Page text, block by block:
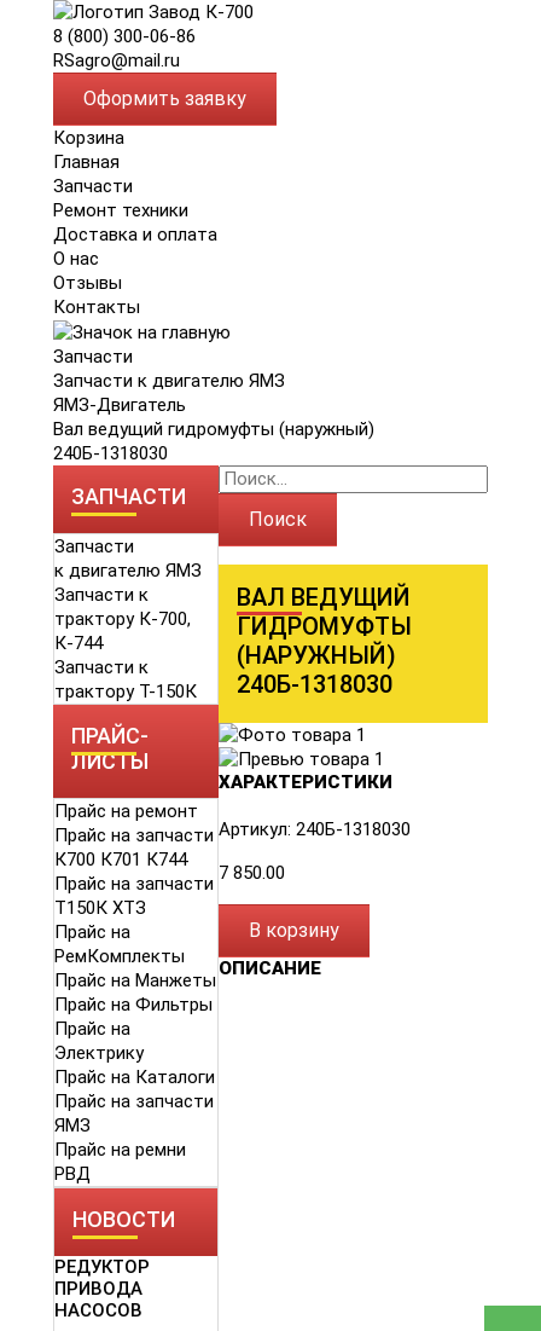
8 (800) 300-06-86
RSagro@mail.ru
Оформить заявку
Корзина
Главная
Запчасти
Ремонт техники
Доставка и оплата
О нас
Отзывы
Контакты
Запчасти
Запчасти к двигателю ЯМЗ
ЯМЗ-Двигатель
Вал ведущий гидромуфты (наружный)
240Б-1318030
ЗАПЧАСТИ
Запчасти
к двигателю ЯМЗ
Запчасти к
трактору К-700,
К-744
Запчасти к
трактору Т-150К
ПРАЙС-
ЛИСТЫ
Прайс на ремонт
Прайс на запчасти
К700 К701 К744
Прайс на запчасти
Т150К ХТЗ
Прайс на
РемКомплекты
Прайс на Манжеты
Прайс на Фильтры
Прайс на
Электрику
Прайс на Каталоги
Прайс на запчасти
ЯМЗ
Прайс на ремни
РВД
НОВОСТИ
РЕДУКТОР
ПРИВОДА
НАСОСОВ
Поиск
ВАЛ ВЕДУЩИЙ
ГИДРОМУФТЫ
(НАРУЖНЫЙ)
240Б-1318030
ХАРАКТЕРИСТИКИ
Артикул: 240Б-1318030
7 850.00
В корзину
ОПИСАНИЕ